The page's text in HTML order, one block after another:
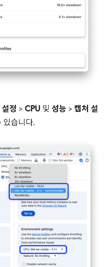
정 > CPU 및 성능 > 캡처 설
있습니다.